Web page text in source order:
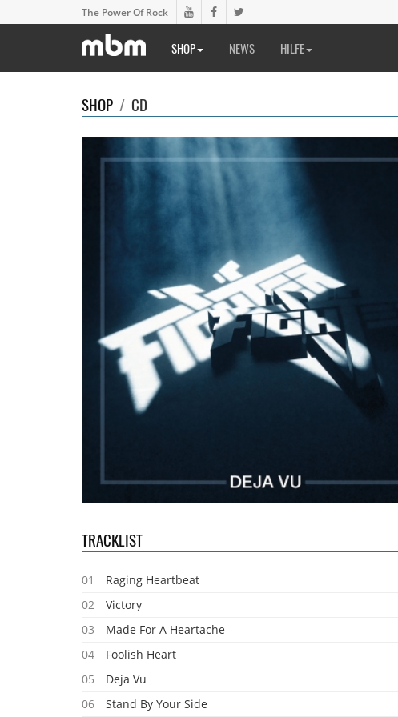
The Power Of Rock
SHOP NEWS HILFE
SHOP / CD
TRACKLIST
01
Raging Heartbeat
02
Victory
03
Made For A Heartache
04
Foolish Heart
05
Deja Vu
06
Stand By Your Side